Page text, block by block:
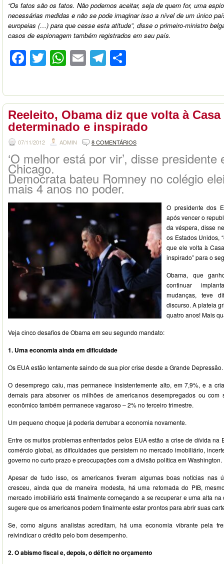
“Os fatos são os fatos. Não podemos aceitar, seja de quem for, uma
necessárias medidas e não se pode imaginar isso a nível de um único
europeias (…) para que cesse esta atitude”, disse o primeiro-ministro
casos de espionagem também registrados em seu país.
Facebook
Twitter
WhatsApp
EmailTelegram
Reeleito, Obama diz que volta à
determinado e inspirado
07/11/2012 ADMIN 8 COMENTÁRIOS
‘O melhor está por vir’, disse
Chicago.
Democrata bateu Romney no colégio
mais 4 anos no poder.
O presidente dos
após vencer o
da véspera, disse
os Estados Unidos,
que ele volta à
inspirado” para o
Obama, que
continuar
mudanças, teve
discurso. A plateia
quatro anos! Mais
Veja cinco desafios de Obama em seu segundo mandato:
1. Uma economia ainda em dificuldade
Os EUA estão lentamente saindo de sua pior crise desde a Grande Depressão.
O desemprego caiu, mas permanece insistentemente alto, em 7,9%, e a
demais para absorver os milhões de americanos desempregados ou com
econômico também permanece vagaroso – 2% no terceiro trimestre.
Um pequeno choque já poderia derrubar a economia novamente.
Entre os muitos problemas enfrentados pelos EUA estão a crise de dívida na
comércio global, as dificuldades que persistem no mercado imobiliário,
governo no curto prazo e preocupações com a divisão política em Washington.
Apesar de tudo isso, os americanos tiveram algumas boas notícias nas
cresceu, ainda que de maneira modesta, há uma retomada do PIB,
mercado imobiliário está finalmente começando a se recuperar e uma alta
sugere que os americanos podem finalmente estar prontos para abrir suas
Se, como alguns analistas acreditam, há uma economia vibrante pela
reivindicar o crédito pelo bom desempenho.
2. O abismo fiscal e, depois, o déficit no orçamento